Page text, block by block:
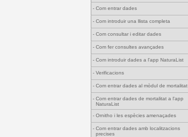
- Com entrar dades
- Com introduir una llista completa
- Com consultar i editar dades
- Com fer consultes avançades
- Com introduir dades a l'app NaturaList
- Verificacions
- Com entrar dades al mòdul de mortalitat
- Com entrar dades de mortalitat a l'app
NaturaList
- Ornitho i les espècies amenaçades
- Com entrar dades amb localitzacions
precises